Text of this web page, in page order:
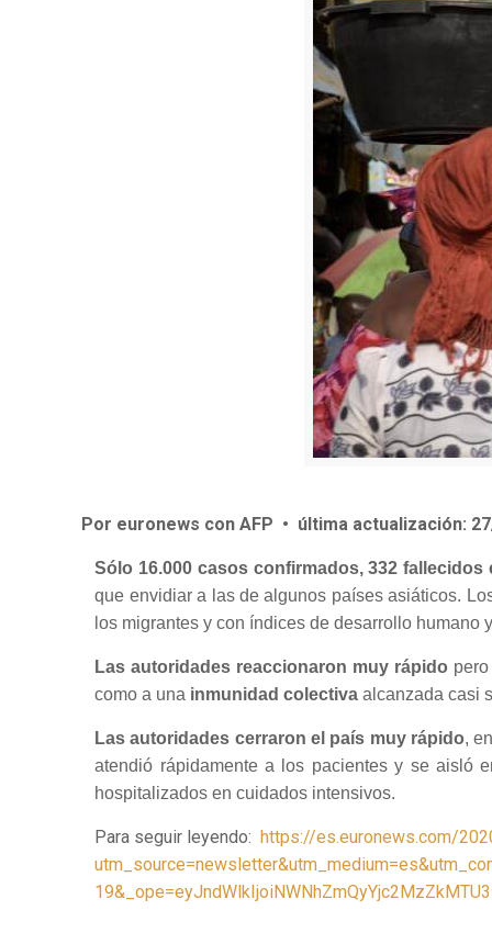
Por euronews con AFP • última actualización:
Sólo 16.000 casos confirmados, 332
que envidiar a las de algunos países asiáticos.
los migrantes y con índices de desarrollo
Las autoridades reaccionaron muy rápido
como a una inmunidad colectiva alcanzada casi
Las autoridades cerraron el país muy rápido,
atendió rápidamente a los pacientes y se aisló
hospitalizados en cuidados intensivos.
Para seguir leyendo:https://es.euronews.com/